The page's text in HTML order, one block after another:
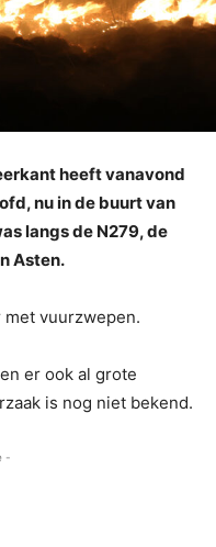
heeft vanavond
nu in de buurt van
langs de N279, de
Asten.
vuurzwepen.
er ook al grote
is nog niet bekend.
-